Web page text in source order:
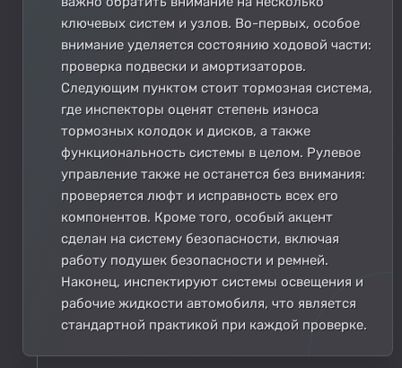
ключевых систем и узлов. Во-первых, особое
внимание уделяется состоянию ходовой части:
проверка подвески и амортизаторов.
Следующим пунктом стоит тормозная система,
где инспекторы оценят степень износа
тормозных колодок и дисков, а также
функциональность системы в целом. Рулевое
управление также не останется без внимания:
проверяется люфт и исправность всех его
компонентов. Кроме того, особый акцент
сделан на систему безопасности, включая
работу подушек безопасности и ремней.
Наконец, инспектируют системы освещения и
рабочие жидкости автомобиля, что является
стандартной практикой при каждой проверке.